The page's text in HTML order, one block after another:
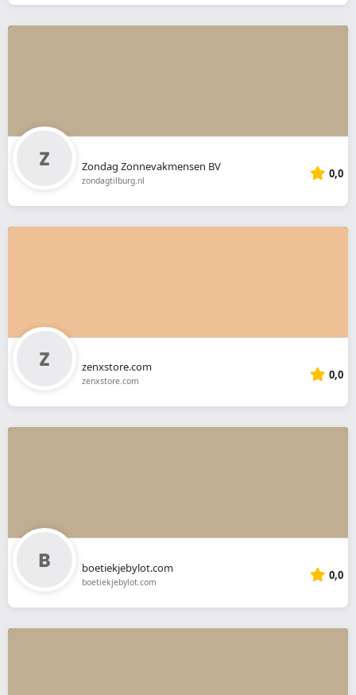
Zondag Zonnevakmensen BV
zondagtilburg.nl 0,0
zenxstore.com
zenxstore.com 0,0
boetiekjebylot.com
boetiekjebylot.com 0,0